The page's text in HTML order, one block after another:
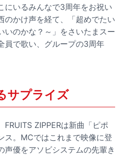
にいるみんなで3周年をお祝い
のかけ声を経て、「超めでたい
いのかな？～」をさいたまスー
員で歌い、グループの3周年
サプライズ
ZIPPERは新曲「ピポ
ス。MCではこれまで映像に登
声優をアソビシステムの先輩き